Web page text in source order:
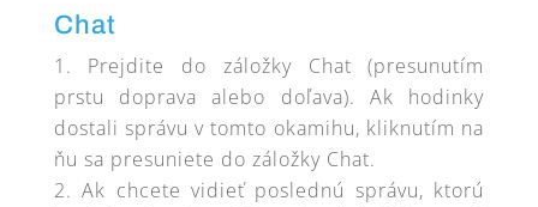
Chat
Prejdite do záložky Chat (presunutím
prstu doprava alebo doľava). Ak hodinky
dostali správu v tomto okamihu, kliknutím na
ňu sa presuniete do záložky Chat.
Ak chcete vidieť poslednú správu, ktorú